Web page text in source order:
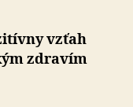
vzťah
zdravím